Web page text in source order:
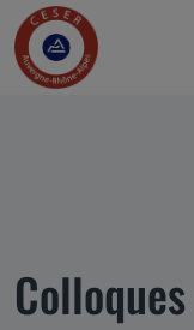
Colloques